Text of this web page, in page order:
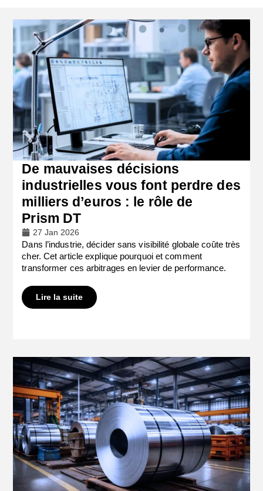
De mauvaises décisions
industrielles vous font perdre des
milliers d’euros : le rôle de
Prism DT
27 Jan 2026
Dans l’industrie, décider sans visibilité globale coûte très
cher. Cet article explique pourquoi et comment
transformer ces arbitrages en levier de performance.
Lire la suite